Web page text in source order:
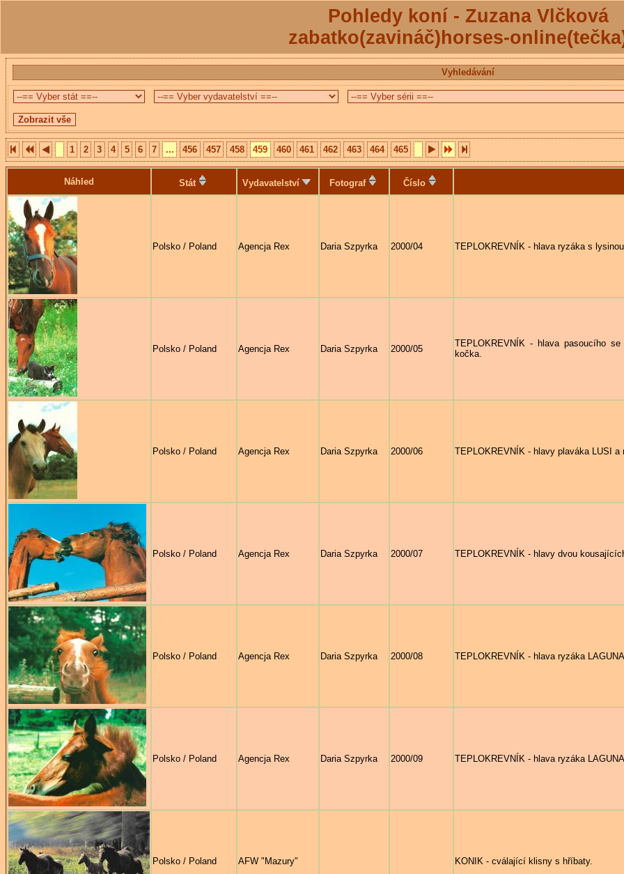
Pohledy koní - Zuzana Vlčková
zabatko(zavináč)horses-
Vyhledávání
1 2 3 4 5 6 7 ... 456 457 458 459 460 461 462 463 464 465
Náhled Stát Vydavatelství Fotograf Číslo
Polsko / Poland Agencja Rex Daria Szpyrka 2000/04 TEPLOKREVNÍK - hlava ryzáka s
Polsko / Poland Agencja Rex Daria Szpyrka 2000/05
TEPLOKREVNÍK - hlava pasoucího
kočka.
Polsko / Poland Agencja Rex Daria Szpyrka 2000/06 TEPLOKREVNÍK - hlavy plaváka LUSI a
Polsko / Poland Agencja Rex Daria Szpyrka 2000/07 TEPLOKREVNÍK - hlavy dvou
Polsko / Poland Agencja Rex Daria Szpyrka 2000/08 TEPLOKREVNÍK - hlava ryzáka
Polsko / Poland Agencja Rex Daria Szpyrka 2000/09 TEPLOKREVNÍK - hlava ryzáka
Polsko / Poland AFW "Mazury" KONIK - cválající klisny s hříbaty.